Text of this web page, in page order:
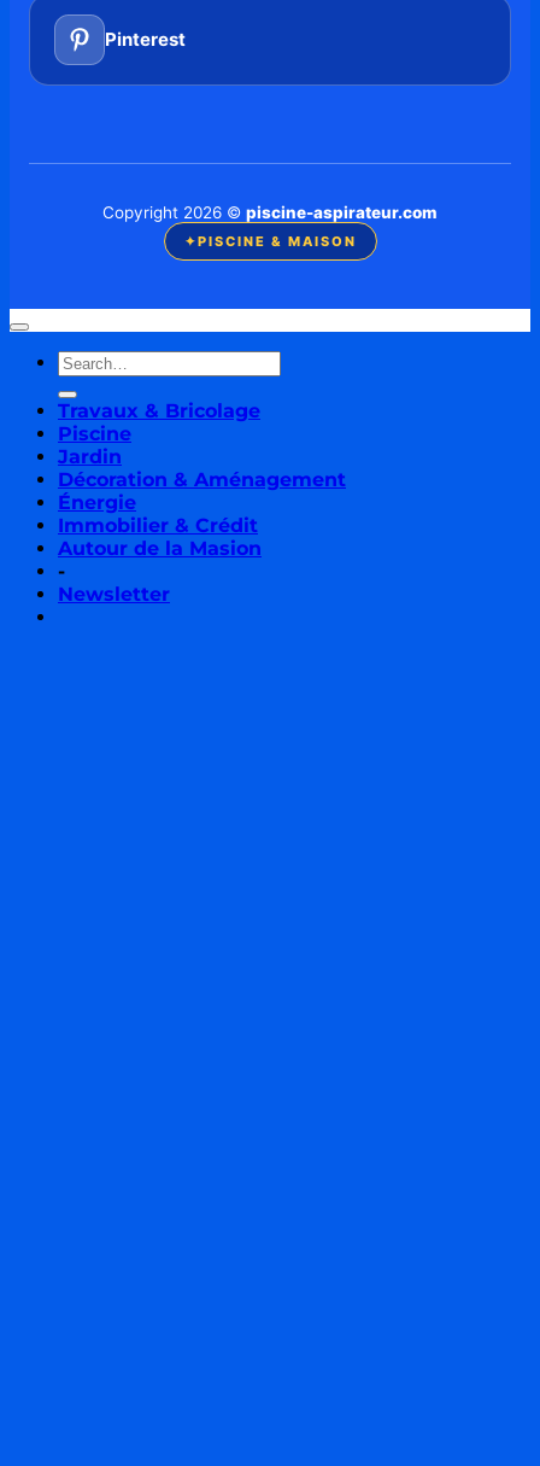
Pinterest
Copyright 2026 © piscine-aspirateur.com
✦PISCINE & MAISON
Travaux & Bricolage
Piscine
Jardin
Décoration & Aménagement
Énergie
Immobilier & Crédit
Autour de la Masion
-
Newsletter